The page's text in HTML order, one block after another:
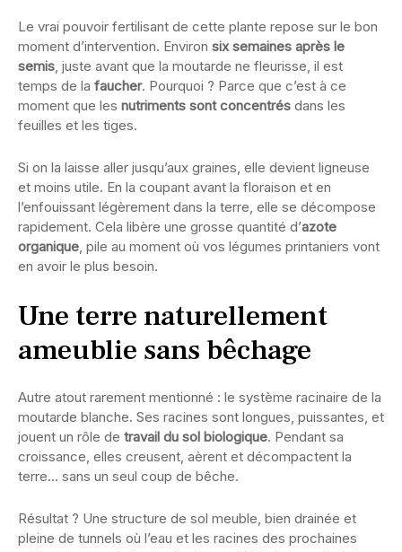
Le vrai pouvoir fertilisant de cette plante repose sur le bon
moment d’intervention. Environ six semaines après le
semis, juste avant que la moutarde ne fleurisse, il est
temps de la faucher. Pourquoi ? Parce que c’est à ce
moment que les nutriments sont concentrés dans les
feuilles et les tiges.
Si on la laisse aller jusqu’aux graines, elle devient ligneuse
et moins utile. En la coupant avant la floraison et en
l’enfouissant légèrement dans la terre, elle se décompose
rapidement. Cela libère une grosse quantité d’azote
organique, pile au moment où vos légumes printaniers vont
en avoir le plus besoin.
Une terre naturellement
ameublie sans bêchage
Autre atout rarement mentionné : le système racinaire de la
moutarde blanche. Ses racines sont longues, puissantes, et
jouent un rôle de travail du sol biologique. Pendant sa
croissance, elles creusent, aèrent et décompactent la
terre… sans un seul coup de bêche.
Résultat ? Une structure de sol meuble, bien drainée et
pleine de tunnels où l’eau et les racines des prochaines